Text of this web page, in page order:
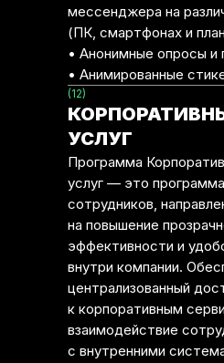
мессенджера на
(ПК, смартфонах и
• Анонимные опросы и
• Анимированные
(12)
УСЛУГ
Программа
услуг — это
сотрудников,
на повышение
эффективности и
внутри компании.
централизованный
к корпоративным
взаимодействие
с внутренними